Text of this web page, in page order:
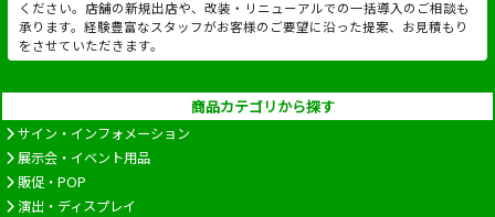
ください。店舗の新規出店や、改装・リニューアルでの一括導入のご相談も
承ります。経験豊富なスタッフがお客様のご要望に沿った提案、お見積もり
をさせていただきます。
商品カテゴリから探す
サイン・インフォメーション
展示会・イベント用品
販促・POP
演出・ディスプレイ